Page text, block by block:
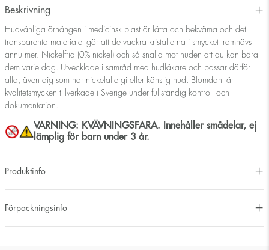
Beskrivning
Hudvänliga örhängen i medicinsk plast är lätta och bekväma och det
transparenta materialet gör att de vackra kristallerna i smycket framhävs
ännu mer. Nickelfria (0% nickel) och så snälla mot huden att du kan bära
dem varje dag. Utvecklade i samråd med hudläkare och passar därför
alla, även dig som har nickelallergi eller känslig hud. Blomdahl är
kvalitetsmycken tillverkade i Sverige under fullständig kontroll och
dokumentation.
VARNING: KVÄVNINGSFARA. Innehåller smådelar, ej
lämplig för barn under 3 år.
Produktinfo
Förpackningsinfo